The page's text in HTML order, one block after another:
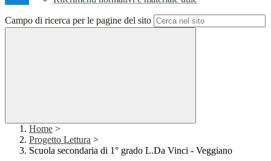
Campo di ricerca per le pagine del sito
Home >
Progetto Lettura >
Scuola secondaria di 1° grado L.Da Vinci - Veggiano